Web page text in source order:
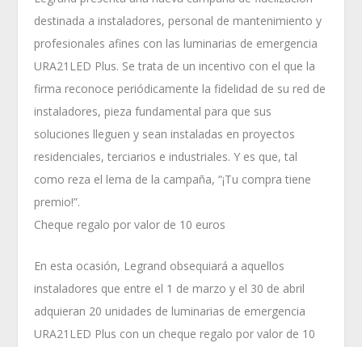
destinada a instaladores, personal de mantenimiento y
profesionales afines con las luminarias de emergencia
URA21LED Plus. Se trata de un incentivo con el que la
firma reconoce periódicamente la fidelidad de su red de
instaladores, pieza fundamental para que sus
soluciones lleguen y sean instaladas en proyectos
residenciales, terciarios e industriales. Y es que, tal
como reza el lema de la campaña, “¡Tu compra tiene
premio!”.
Cheque regalo por valor de 10 euros
En esta ocasión, Legrand obsequiará a aquellos
instaladores que entre el 1 de marzo y el 30 de abril
adquieran 20 unidades de luminarias de emergencia
URA21LED Plus con un cheque regalo por valor de 10